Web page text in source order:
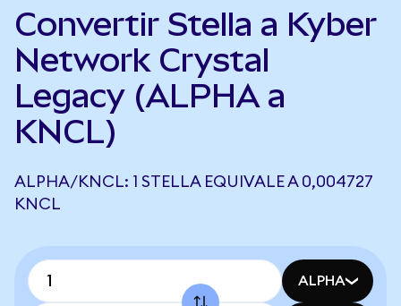
Convertir Stella a Kyber
Network Crystal
Legacy (ALPHA a
KNCL)
ALPHA/KNCL: 1 STELLA EQUIVALE A 0,004727
KNCL
ALPHA